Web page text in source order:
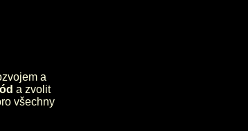
a
a zvolit
všechny